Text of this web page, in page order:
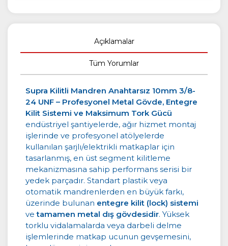
Açıklamalar
Tüm Yorumlar
Supra Kilitli Mandren Anahtarsız 10mm 3/8-
24 UNF – Profesyonel Metal Gövde, Entegre
Kilit Sistemi ve Maksimum Tork Gücü
endüstriyel şantiyelerde, ağır hizmet montaj
işlerinde ve profesyonel atölyelerde
kullanılan şarjlı/elektrikli matkaplar için
tasarlanmış, en üst segment kilitleme
mekanizmasına sahip performans serisi bir
yedek parçadır. Standart plastik veya
otomatik mandrenlerden en büyük farkı,
üzerinde bulunan entegre kilit (lock) sistemi
vetamamen metal dış gövdesidir. Yüksek
torklu vidalamalarda veya darbeli delme
işlemlerinde matkap ucunun gevşemesini,